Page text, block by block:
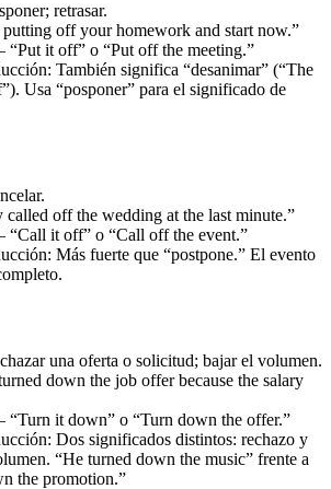
retrasar.
off your homework and start now.”
“Put it off” o “Put off the meeting.”
También significa “desanimar” (“The
Usa “posponer” para el significado de
called off the wedding at the last minute.”
“Call it off” o “Call off the event.”
Más fuerte que “postpone.” El evento
una oferta o solicitud; bajar el volumen.
down the job offer because the salary
“Turn it down” o “Turn down the offer.”
Dos significados distintos: rechazo y
“He turned down the music” frente a
the promotion.”